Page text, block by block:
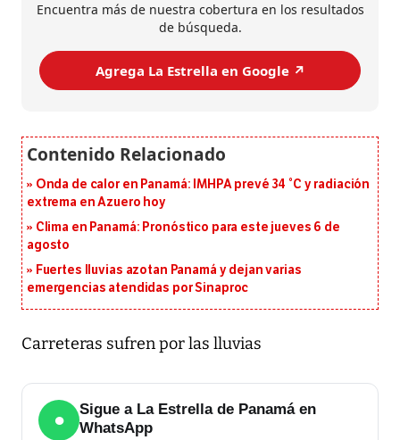
Encuentra más de nuestra cobertura en los resultados
de búsqueda.
Agrega La Estrella en Google ↗️
Onda de calor en Panamá: IMHPA prevé 34 °C y radiación
extrema en Azuero hoy
Clima en Panamá: Pronóstico para este jueves 6 de
agosto
Fuertes lluvias azotan Panamá y dejan varias
emergencias atendidas por Sinaproc
Carreteras sufren por las lluvias
●
Sigue a La Estrella de Panamá en
WhatsApp